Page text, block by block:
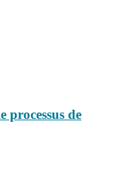
processus de